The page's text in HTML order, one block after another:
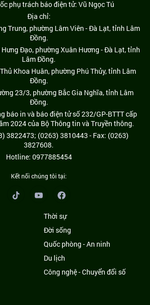
phụ trách báo điện tử: Vũ Ngọc Tú
Địa chỉ:
Trung, phường Lâm Viên - Đà Lạt, tỉnh Lâm
Đồng.
Đạo, phường Xuân Hương - Đà Lạt, tỉnh
Lâm Đồng.
Khoa Huân, phường Phú Thủy, tỉnh Lâm
Đồng.
23/3, phường Bắc Gia Nghĩa, tỉnh Lâm
Đồng.
báo in và báo điện tử số 232/GP-BTTT cấp
2024 của Bộ Thông tin và Truyền thông.
3822473; (0263) 3810443 - Fax: (0263)
3827608.
Hotline: 0977885454
Kết nối chúng tôi tại:
Thời sự
Đời sống
Quốc phòng - An ninh
Du lịch
Công nghệ - Chuyển đổi số